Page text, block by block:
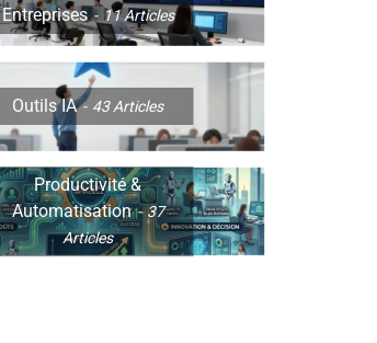
Entreprises
11Articles
Outils IA 43Articles
Productivité &
Automatisation
37
Articles